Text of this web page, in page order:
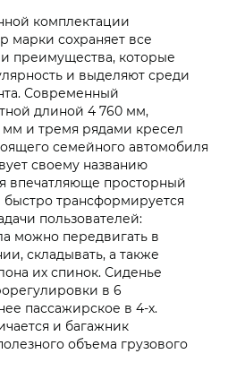
комплектации
марки сохраняет все
преимущества, которые
и выделяют среди
Современный
длиной 4 760 мм,
мм и тремя рядами кресел
семейного автомобиля
своему названию
впечатляюще просторный
трансформируется
пользователей:
можно передвигать в
складывать, а также
их спинок. Сиденье
в 6
пассажирское в 4-х.
и багажник
объема грузового